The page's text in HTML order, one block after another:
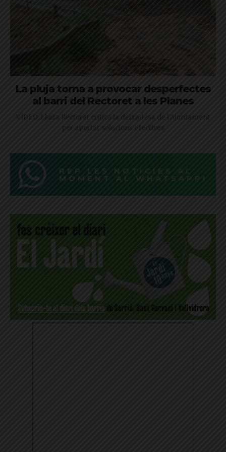
La pluja torna a provocar desperfectes
al barri del Rectoret a les Planes
VÍDEO. Lluita Rectoret critica la deixadesa de l'Ajuntament
per aportar solucions efectives
REP LES NOTÍCIES AL
MOMENT AL WHATSAPP!